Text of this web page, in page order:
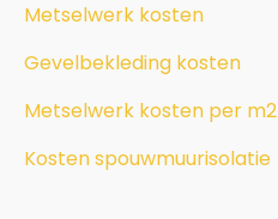
Metselwerk kosten
Gevelbekleding kosten
Metselwerk kosten per m2
Kosten spouwmuurisolatie